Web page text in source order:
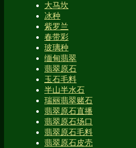
大马坎
冰种
紫罗兰
春带彩
玻璃种
缅甸翡翠
翡翠原石
玉石毛料
半山半水石
瑞丽翡翠赌石
翡翠原石直播
翡翠原石场口
翡翠原石毛料
翡翠原石皮壳